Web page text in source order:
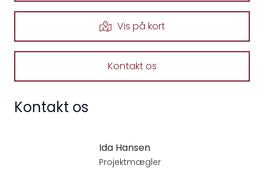
Vis på kort
Kontakt os
Kontakt os
Ida Hansen
Projektmægler